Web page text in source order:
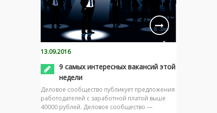
13.09.2016
9 самых интересных вакансий этой
недели
Деловое сообщество публикует предложения
работодателей с заработной платой выше
40000 рублей. Деловое сообщество —